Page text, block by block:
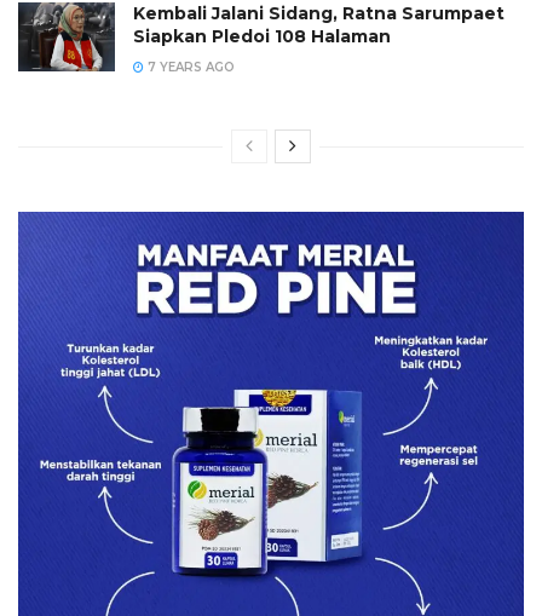
Kembali Jalani Sidang, Ratna Sarumpaet
Siapkan Pledoi 108 Halaman
7 YEARS AGO